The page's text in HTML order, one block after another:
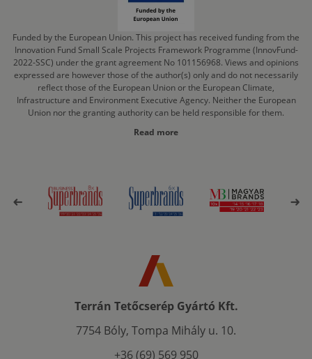
Funded by the European Union. This project has received funding from the
Innovation Fund Small Scale Projects Framework Programme (InnovFund-
2022-SSC) under the grant agreement No 101156968. Views and opinions
expressed are however those of the author(s) only and do not necessarily
reflect those of the European Union or the European Climate,
Infrastructure and Environment Executive Agency. Neither the European
Union nor the granting authority can be held responsible for them.
Read more
Terrán Tetőcserép Gyártó Kft.
7754 Bóly, Tompa Mihály u. 10.
+36 (69) 569 950